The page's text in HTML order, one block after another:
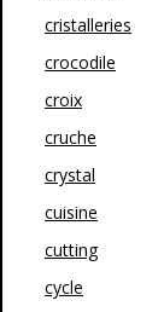
cristalleries
crocodile
croix
cruche
crystal
cuisine
cutting
cycle